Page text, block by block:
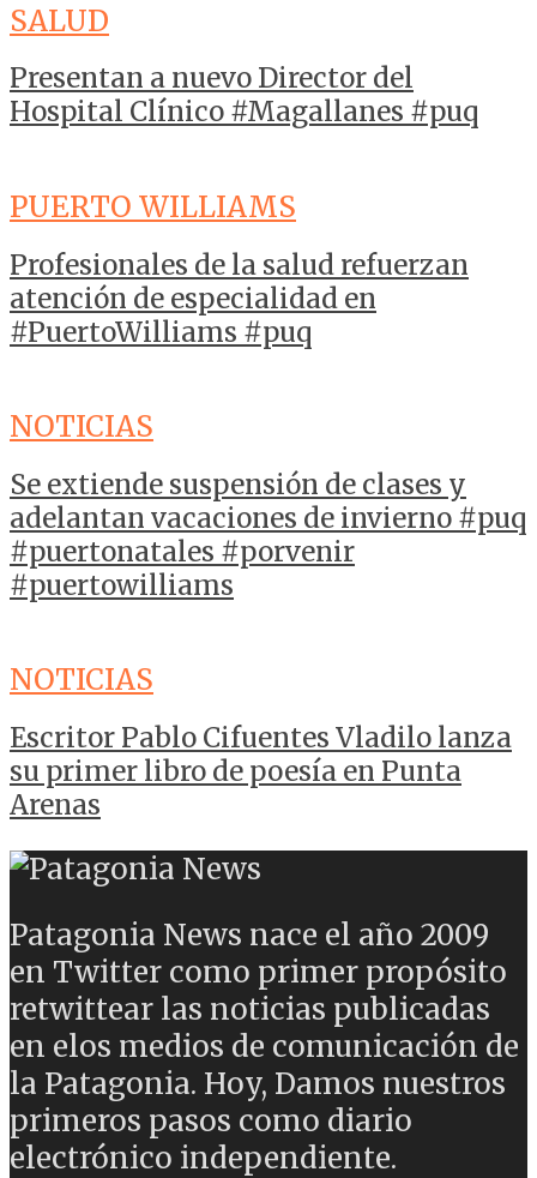
SALUD
Presentan a nuevo Director del
Hospital Clínico #Magallanes #puq
PUERTO WILLIAMS
Profesionales de la salud refuerzan
atención de especialidad en
#PuertoWilliams #puq
NOTICIAS
Se extiende suspensión de clases y
adelantan vacaciones de invierno #puq
#puertonatales #porvenir
#puertowilliams
NOTICIAS
Escritor Pablo Cifuentes Vladilo lanza
su primer libro de poesía en Punta
Arenas
Patagonia News nace el año 2009
en Twitter como primer propósito
retwittear las noticias publicadas
en elos medios de comunicación de
la Patagonia. Hoy, Damos nuestros
primeros pasos como diario
electrónico independiente.